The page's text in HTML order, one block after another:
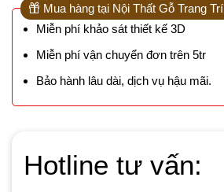
Mua hàng tại Nội Thất Gỗ Trang Trí
Miễn phí khảo sát thiết kế 3D
Miễn phí vận chuyển đơn trên 5tr
Bảo hành lâu dài, dịch vụ hậu mãi.
Hotline tư vấn: